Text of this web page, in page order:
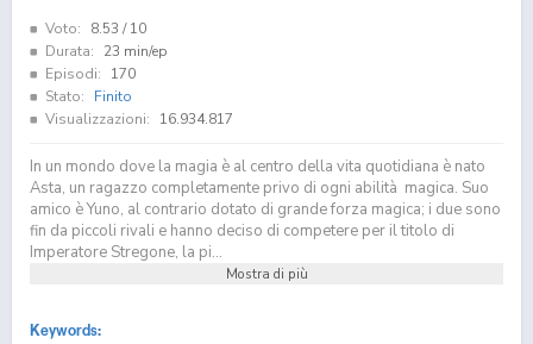
Voto: 8.53 / 10
Durata:
23 min/ep
Episodi:
170
Stato:
Finito
Visualizzazioni:
16.934.817
In un mondo dove la magia è al centro della vita quotidiana è nato
Asta, un ragazzo completamente privo di ogni abilità magica. Suo
amico è Yuno, al contrario dotato di grande forza magica; i due sono
fin da piccoli rivali e hanno deciso di competere per il titolo di
Imperatore Stregone, la pi...
Mostra di più
Keywords: